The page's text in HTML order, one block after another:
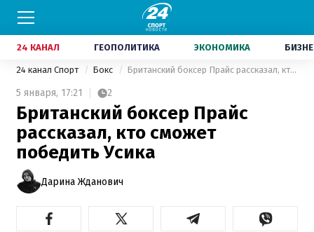
24 КАНАЛ ГЕОПОЛИТИКА ЭКОНОМИКА
24 канал Спорт Бокс Британский боксер Прайс рассказал, кто сможет победить Усика
5 января, 17:21 2
Британский боксер Прайс
рассказал, кто сможет
победить Усика
Дарина Жданович